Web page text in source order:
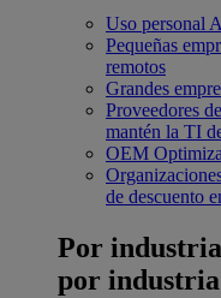
Uso personal
Pequeñas
remotos
Grandes
Proveedores
mantén la TI
OEM
de descuento
Por industria
por industria